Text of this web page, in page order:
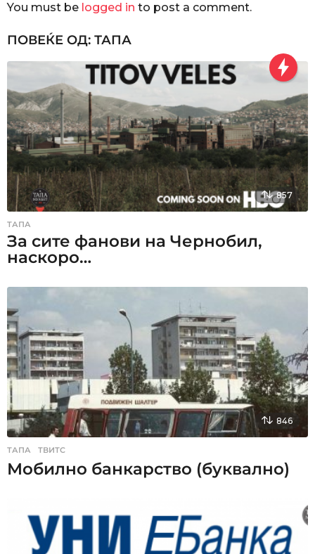
t
i
o
n
You must be logged in to post a comment.
ПОВЕЌЕ ОД: ТАПА
857
ТАПА
За сите фанови на Чернобил,
наскоро…
846
ТАПА ,ТВИТС
Мобилно банкарство (буквално)